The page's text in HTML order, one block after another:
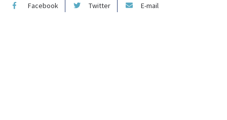
Facebook Twitter E-mail